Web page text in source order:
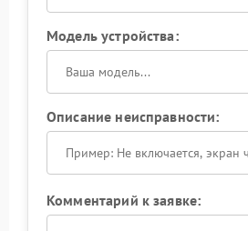
Модель устройства:
Описание неисправности:
Комментарий к заявке: